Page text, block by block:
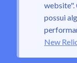
website".
possui
New